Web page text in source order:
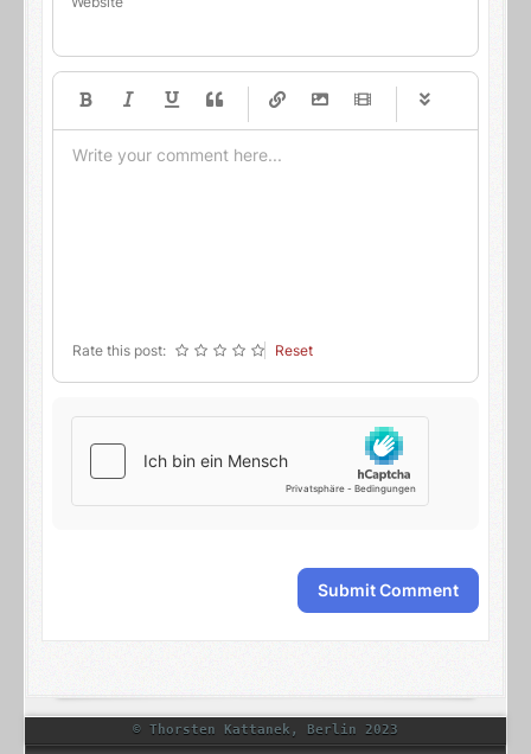
© Thorsten Kattanek, Berlin 2023
-
-
-
-
Rate this post: Reset
Submit Comment